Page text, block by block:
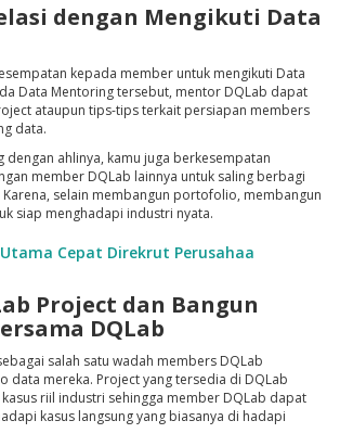
dengan Mengikuti Data
kepada member untuk mengikuti Data
Data Mentoring tersebut, mentor DQLab dapat
ataupun tips-tips terkait persiapan members
data.
dengan ahlinya, kamu juga berkesempatan
member DQLab lainnya untuk saling berbagi
selain membangun portofolio, membangun
siap menghadapi industri nyata.
Cepat Direkrut Perusahaa
Project dan Bangun
DQLab
salah satu wadah members DQLab
data mereka. Project yang tersedia di DQLab
riil industri sehingga member DQLab dapat
kasus langsung yang biasanya di hadapi